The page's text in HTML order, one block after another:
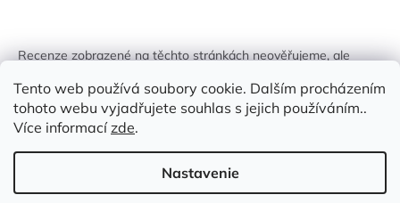
Tento web používá soubory cookie. Dalším procházením
tohoto webu vyjadřujete souhlas s jejich používáním..
Více informacízde.
Nastavenie
Recenze zobrazené na těchto stránkách neověřujeme, ale
identifikován.
Vytvoril Shoptet